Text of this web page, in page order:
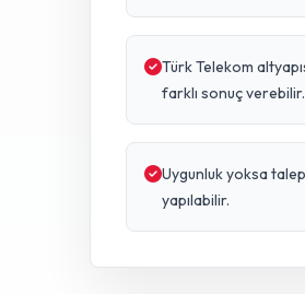
Türk Telekom
farklı sonuç verebilir.
Uygunluk yoksa
yapılabilir.